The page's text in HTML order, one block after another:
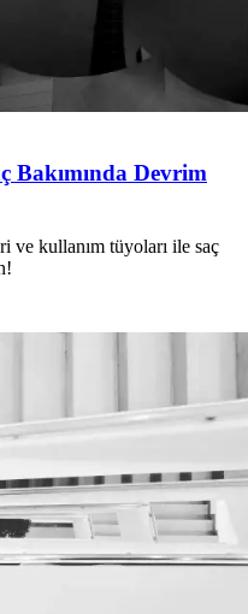
Bakımında Devrim
ve kullanım tüyoları ile saç